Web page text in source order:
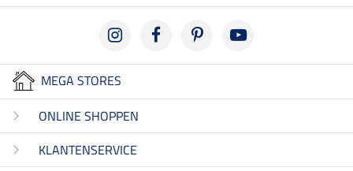
MEGA STORES
ONLINE SHOPPEN
KLANTENSERVICE